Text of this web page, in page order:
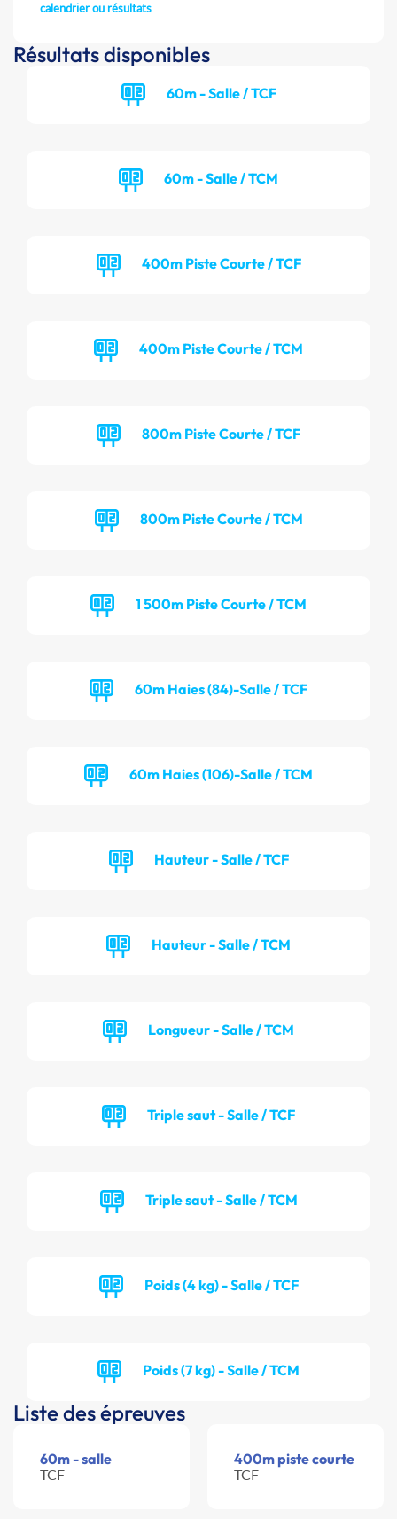
calendrier ou résultats
Résultats disponibles
60m - Salle / TCF
60m - Salle / TCM
400m Piste Courte / TCF
400m Piste Courte / TCM
800m Piste Courte / TCF
800m Piste Courte / TCM
1 500m Piste Courte / TCM
60m Haies (84)-Salle / TCF
60m Haies (106)-Salle / TCM
Hauteur - Salle / TCF
Hauteur - Salle / TCM
Longueur - Salle / TCM
Triple saut - Salle / TCF
Triple saut - Salle / TCM
Poids (4 kg) - Salle / TCF
Poids (7 kg) - Salle / TCM
Liste des épreuves
60m - salle
TCF -
400m piste courte
TCF -